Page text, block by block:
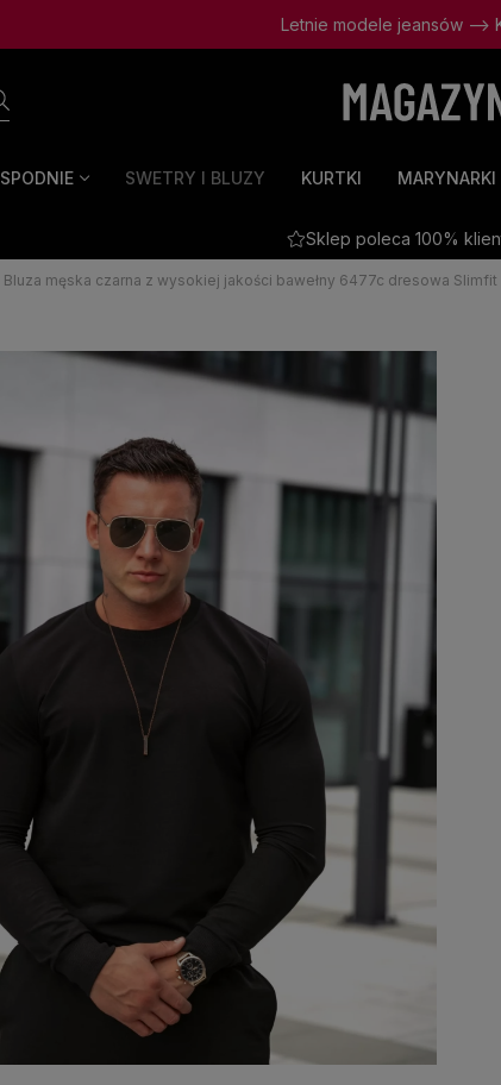
Letnie modele jeansów -->
SPODNIE SWETRY I BLUZY KURTKI MARYNARKI
Sklep poleca 100%
Bluza męska czarna z wysokiej jakości bawełny 6477c dresowa Slimfit